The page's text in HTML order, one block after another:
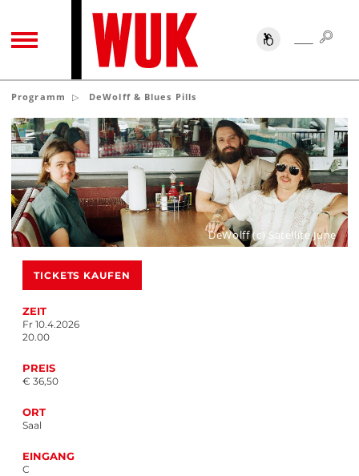
TOGGLE NAVIGATION SUCHE
Programm DeWolff & Blues Pills
TICKETS KAUFEN
ZEIT
Fr 10.4.2026
20.00
PREIS
€ 36,50
ORT
Saal
EINGANG
C
DeWolff (c) Satellite June